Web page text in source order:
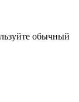
обычный